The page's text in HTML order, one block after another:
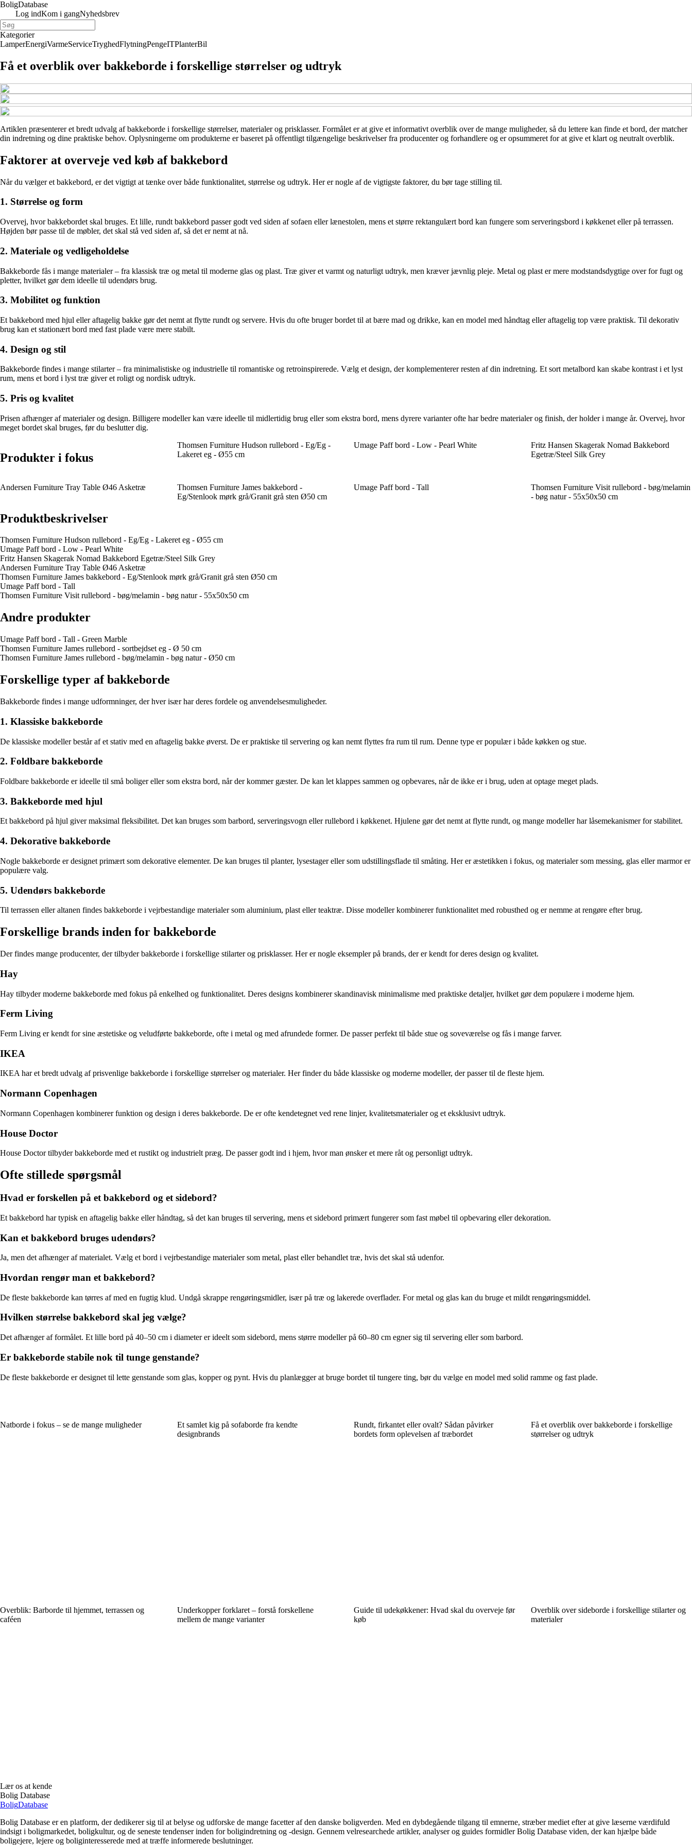
BoligDatabase
Log indKom i gangNyhedsbrev
Kategorier
LamperEnergiVarmeServiceTryghedFlytningPengeITPlanterBil
Få et overblik over bakkeborde i forskellige størrelser og udtryk
Artiklen præsenterer et bredt udvalg af bakkeborde i forskellige størrelser, materialer og prisklasser. Formålet er at give et informativt overblik over de mange muligheder, så du lettere kan finde et bord, der matcher
din indretning og dine praktiske behov. Oplysningerne om produkterne er baseret på offentligt tilgængelige beskrivelser fra producenter og forhandlere og er opsummeret for at give et klart og neutralt overblik.
Faktorer at overveje ved køb af bakkebord
Når du vælger et bakkebord, er det vigtigt at tænke over både funktionalitet, størrelse og udtryk. Her er nogle af de vigtigste faktorer, du bør tage stilling til.
1. Størrelse og form
Overvej, hvor bakkebordet skal bruges. Et lille, rundt bakkebord passer godt ved siden af sofaen eller lænestolen, mens et større rektangulært bord kan fungere som serveringsbord i køkkenet eller på terrassen.
Højden bør passe til de møbler, det skal stå ved siden af, så det er nemt at nå.
2. Materiale og vedligeholdelse
Bakkeborde fås i mange materialer – fra klassisk træ og metal til moderne glas og plast. Træ giver et varmt og naturligt udtryk, men kræver jævnlig pleje. Metal og plast er mere modstandsdygtige over for fugt og
pletter, hvilket gør dem ideelle til udendørs brug.
3. Mobilitet og funktion
Et bakkebord med hjul eller aftagelig bakke gør det nemt at flytte rundt og servere. Hvis du ofte bruger bordet til at bære mad og drikke, kan en model med håndtag eller aftagelig top være praktisk. Til dekorativ
brug kan et stationært bord med fast plade være mere stabilt.
4. Design og stil
Bakkeborde findes i mange stilarter – fra minimalistiske og industrielle til romantiske og retroinspirerede. Vælg et design, der komplementerer resten af din indretning. Et sort metalbord kan skabe kontrast i et lyst
rum, mens et bord i lyst træ giver et roligt og nordisk udtryk.
5. Pris og kvalitet
Prisen afhænger af materialer og design. Billigere modeller kan være ideelle til midlertidig brug eller som ekstra bord, mens dyrere varianter ofte har bedre materialer og finish, der holder i mange år. Overvej, hvor
meget bordet skal bruges, før du beslutter dig.
Produkter i fokus
Thomsen Furniture Hudson rullebord - Eg/Eg -
Lakeret eg - Ø55 cm
Umage Paff bord - Low - Pearl White
Fritz Hansen Skagerak Nomad Bakkebord
Egetræ/Steel Silk Grey
Andersen Furniture Tray Table Ø46 Asketræ
Thomsen Furniture James bakkebord -
Eg/Stenlook mørk grå/Granit grå sten Ø50 cm
Umage Paff bord - Tall
Thomsen Furniture Visit rullebord - bøg/melamin
- bøg natur - 55x50x50 cm
Produktbeskrivelser
Thomsen Furniture Hudson rullebord - Eg/Eg - Lakeret eg - Ø55 cm
Umage Paff bord - Low - Pearl White
Fritz Hansen Skagerak Nomad Bakkebord Egetræ/Steel Silk Grey
Andersen Furniture Tray Table Ø46 Asketræ
Thomsen Furniture James bakkebord - Eg/Stenlook mørk grå/Granit grå sten Ø50 cm
Umage Paff bord - Tall
Thomsen Furniture Visit rullebord - bøg/melamin - bøg natur - 55x50x50 cm
Andre produkter
Umage Paff bord - Tall - Green Marble
Thomsen Furniture James rullebord - sortbejdset eg - Ø 50 cm
Thomsen Furniture James rullebord - bøg/melamin - bøg natur - Ø50 cm
Forskellige typer af bakkeborde
Bakkeborde findes i mange udformninger, der hver især har deres fordele og anvendelsesmuligheder.
1. Klassiske bakkeborde
De klassiske modeller består af et stativ med en aftagelig bakke øverst. De er praktiske til servering og kan nemt flyttes fra rum til rum. Denne type er populær i både køkken og stue.
2. Foldbare bakkeborde
Foldbare bakkeborde er ideelle til små boliger eller som ekstra bord, når der kommer gæster. De kan let klappes sammen og opbevares, når de ikke er i brug, uden at optage meget plads.
3. Bakkeborde med hjul
Et bakkebord på hjul giver maksimal fleksibilitet. Det kan bruges som barbord, serveringsvogn eller rullebord i køkkenet. Hjulene gør det nemt at flytte rundt, og mange modeller har låsemekanismer for stabilitet.
4. Dekorative bakkeborde
Nogle bakkeborde er designet primært som dekorative elementer. De kan bruges til planter, lysestager eller som udstillingsflade til småting. Her er æstetikken i fokus, og materialer som messing, glas eller marmor er
populære valg.
5. Udendørs bakkeborde
Til terrassen eller altanen findes bakkeborde i vejrbestandige materialer som aluminium, plast eller teaktræ. Disse modeller kombinerer funktionalitet med robusthed og er nemme at rengøre efter brug.
Forskellige brands inden for bakkeborde
Der findes mange producenter, der tilbyder bakkeborde i forskellige stilarter og prisklasser. Her er nogle eksempler på brands, der er kendt for deres design og kvalitet.
Hay
Hay tilbyder moderne bakkeborde med fokus på enkelhed og funktionalitet. Deres designs kombinerer skandinavisk minimalisme med praktiske detaljer, hvilket gør dem populære i moderne hjem.
Ferm Living
Ferm Living er kendt for sine æstetiske og veludførte bakkeborde, ofte i metal og med afrundede former. De passer perfekt til både stue og soveværelse og fås i mange farver.
IKEA
IKEA har et bredt udvalg af prisvenlige bakkeborde i forskellige størrelser og materialer. Her finder du både klassiske og moderne modeller, der passer til de fleste hjem.
Normann Copenhagen
Normann Copenhagen kombinerer funktion og design i deres bakkeborde. De er ofte kendetegnet ved rene linjer, kvalitetsmaterialer og et eksklusivt udtryk.
House Doctor
House Doctor tilbyder bakkeborde med et rustikt og industrielt præg. De passer godt ind i hjem, hvor man ønsker et mere råt og personligt udtryk.
Ofte stillede spørgsmål
Hvad er forskellen på et bakkebord og et sidebord?
Et bakkebord har typisk en aftagelig bakke eller håndtag, så det kan bruges til servering, mens et sidebord primært fungerer som fast møbel til opbevaring eller dekoration.
Kan et bakkebord bruges udendørs?
Ja, men det afhænger af materialet. Vælg et bord i vejrbestandige materialer som metal, plast eller behandlet træ, hvis det skal stå udenfor.
Hvordan rengør man et bakkebord?
De fleste bakkeborde kan tørres af med en fugtig klud. Undgå skrappe rengøringsmidler, især på træ og lakerede overflader. For metal og glas kan du bruge et mildt rengøringsmiddel.
Hvilken størrelse bakkebord skal jeg vælge?
Det afhænger af formålet. Et lille bord på 40–50 cm i diameter er ideelt som sidebord, mens større modeller på 60–80 cm egner sig til servering eller som barbord.
Er bakkeborde stabile nok til tunge genstande?
De fleste bakkeborde er designet til lette genstande som glas, kopper og pynt. Hvis du planlægger at bruge bordet til tungere ting, bør du vælge en model med solid ramme og fast plade.
Natborde i fokus – se de mange muligheder
Et samlet kig på sofaborde fra kendte
designbrands
Rundt, firkantet eller ovalt? Sådan påvirker
bordets form oplevelsen af træbordet
Få et overblik over bakkeborde i forskellige
størrelser og udtryk
Overblik: Barborde til hjemmet, terrassen og
caféen
Underkopper forklaret – forstå forskellene
mellem de mange varianter
Guide til udekøkkener: Hvad skal du overveje før
køb
Overblik over sideborde i forskellige stilarter og
materialer
Lær os at kende
Bolig Database
BoligDatabase
Bolig Database er en platform, der dedikerer sig til at belyse og udforske de mange facetter af den danske boligverden. Med en dybdegående tilgang til emnerne, stræber mediet efter at give læserne værdifuld
indsigt i boligmarkedet, boligkultur, og de seneste tendenser inden for boligindretning og -design. Gennem velresearchede artikler, analyser og guides formidler Bolig Database viden, der kan hjælpe både
boligejere, lejere og boliginteresserede med at træffe informerede beslutninger.